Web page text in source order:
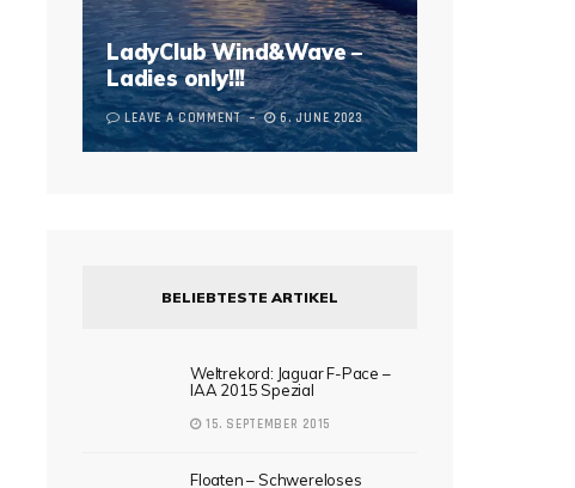
LadyClub Wind&Wave –
Ladies only!!!
LEAVE A COMMENT 6. JUNE 2023
BELIEBTESTE ARTIKEL
Weltrekord: Jaguar F-Pace –
IAA 2015 Spezial
15. SEPTEMBER 2015
Floaten – Schwereloses